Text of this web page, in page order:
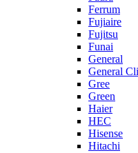
Ferrum
Fujiaire
Fujitsu
Funai
General
General
Gree
Green
Haier
HEC
Hisense
Hitachi